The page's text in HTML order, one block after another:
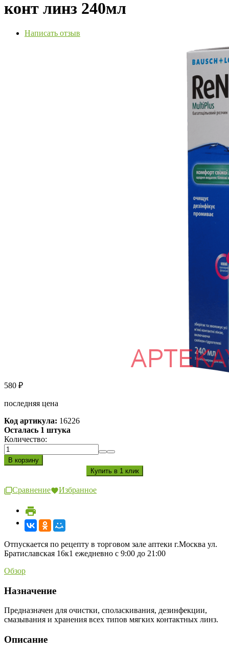
конт линз 240мл
Написать отзыв
580 ₽
последняя цена
Код артикула: 16226
Осталась 1 штука
Количество:
Сравнение Избранное
Отпускается по рецепту в торговом зале аптеки г.Москва ул.
Братиславская 16к1 ежедневно с 9:00 до 21:00
Обзор
Назначение
Предназначен для очистки, споласкивания, дезинфекции,
смазывания и хранения всех типов мягких контактных линз.
Описание